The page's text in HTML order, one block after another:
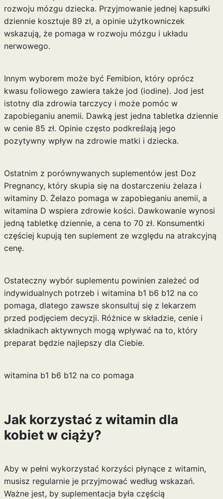
rozwoju mózgu dziecka. Przyjmowanie jednej kapsułki
dziennie kosztuje 89 zł, a opinie użytkowniczek
wskazują, że pomaga w rozwoju mózgu i układu
nerwowego.
Innym wyborem może być Femibion, który oprócz
kwasu foliowego zawiera także jod (iodine). Jod jest
istotny dla zdrowia tarczycy i może pomóc w
zapobieganiu anemii. Dawką jest jedna tabletka dziennie
w cenie 85 zł. Opinie często podkreślają jego
pozytywny wpływ na zdrowie matki i dziecka.
Ostatnim z porównywanych suplementów jest Doz
Pregnancy, który skupia się na dostarczeniu żelaza i
witaminy D. Żelazo pomaga w zapobieganiu anemii, a
witamina D wspiera zdrowie kości. Dawkowanie wynosi
jedną tabletkę dziennie, a cena to 70 zł. Konsumentki
częściej kupują ten suplement ze względu na atrakcyjną
cenę.
Ostateczny wybór suplementu powinien zależeć od
indywidualnych potrzeb i witamina b1 b6 b12 na co
pomaga, dlatego zawsze skonsultuj się z lekarzem
przed podjęciem decyzji. Różnice w składzie, cenie i
składnikach aktywnych mogą wpływać na to, który
preparat będzie najlepszy dla Ciebie.
witamina b1 b6 b12 na co pomaga
Jak korzystać z witamin dla
kobiet w ciąży?
Aby w pełni wykorzystać korzyści płynące z witamin,
musisz regularnie je przyjmować według wskazań.
Ważne jest, by suplementacja była częścią